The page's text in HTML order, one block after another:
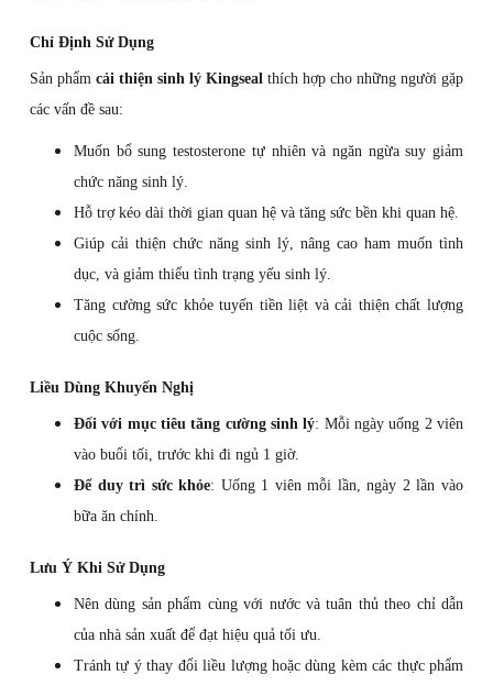
Chỉ Định Sử Dụng
Sản phẩm cải thiện sinh lý Kingseal thích hợp cho những người gặp
các vấn đề sau:
Muốn bổ sung testosterone tự nhiên và ngăn ngừa suy giảm
chức năng sinh lý.
Hỗ trợ kéo dài thời gian quan hệ và tăng sức bền khi quan hệ.
Giúp cải thiện chức năng sinh lý, nâng cao ham muốn tình
dục, và giảm thiểu tình trạng yếu sinh lý.
Tăng cường sức khỏe tuyến tiền liệt và cải thiện chất lượng
cuộc sống.
Liều Dùng Khuyến Nghị
Đối với mục tiêu tăng cường sinh lý: Mỗi ngày uống 2 viên
vào buổi tối, trước khi đi ngủ 1 giờ.
Để duy trì sức khỏe: Uống 1 viên mỗi lần, ngày 2 lần vào
bữa ăn chính.
Lưu Ý Khi Sử Dụng
Nên dùng sản phẩm cùng với nước và tuân thủ theo chỉ dẫn
của nhà sản xuất để đạt hiệu quả tối ưu.
Tránh tự ý thay đổi liều lượng hoặc dùng kèm các thực phẩm